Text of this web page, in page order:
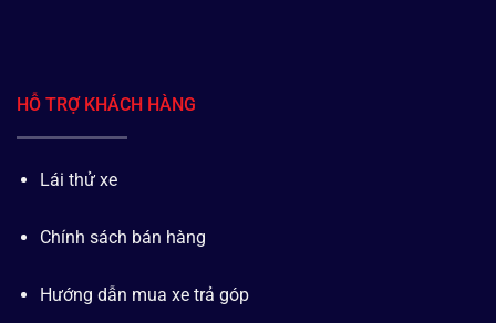
HỖ TRỢ KHÁCH HÀNG
Lái thử xe
Chính sách bán hàng
Hướng dẫn mua xe trả góp